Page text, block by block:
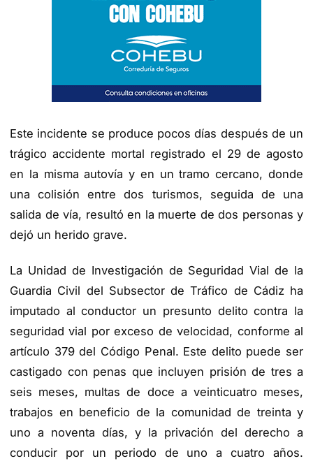
Este incidente se produce pocos días después de un
trágico accidente mortal registrado el 29 de agosto
en la misma autovía y en un tramo cercano, donde
una colisión entre dos turismos, seguida de una
salida de vía, resultó en la muerte de dos personas y
dejó un herido grave.
La Unidad de Investigación de Seguridad Vial de la
Guardia Civil del Subsector de Tráfico de Cádiz ha
imputado al conductor un presunto delito contra la
seguridad vial por exceso de velocidad, conforme al
artículo 379 del Código Penal. Este delito puede ser
castigado con penas que incluyen prisión de tres a
seis meses, multas de doce a veinticuatro meses,
trabajos en beneficio de la comunidad de treinta y
uno a noventa días, y la privación del derecho a
conducir por un periodo de uno a cuatro años.